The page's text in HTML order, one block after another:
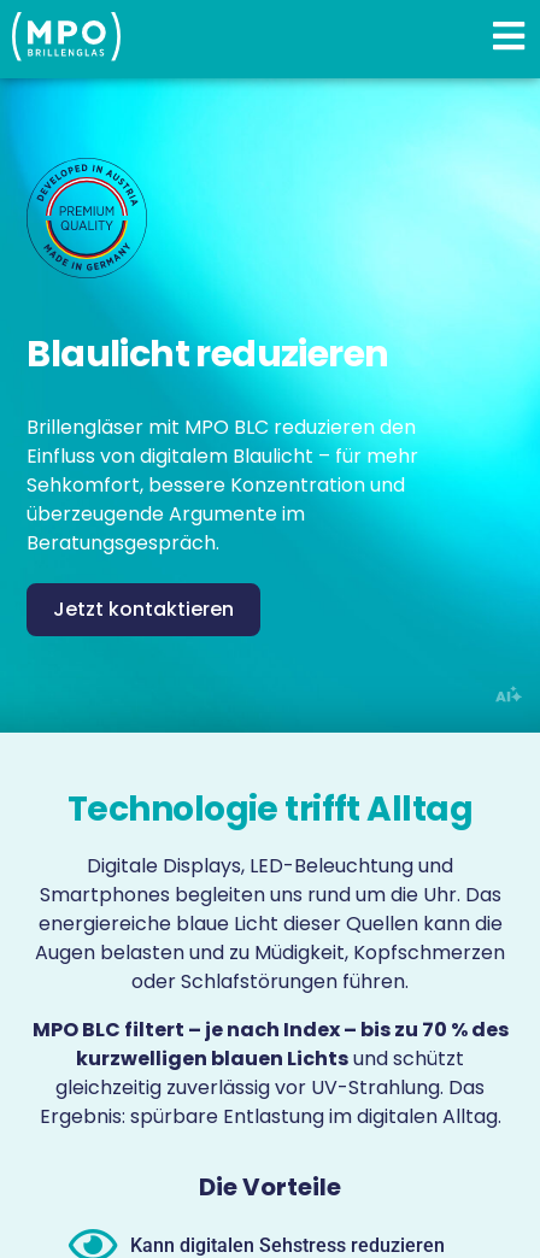
Blaulicht reduzieren
Brillengläser mit MPO BLC reduzieren den
Einfluss von digitalem Blaulicht – für mehr
Sehkomfort, bessere Konzentration und
überzeugende Argumente im
Beratungsgespräch.
Jetzt kontaktieren
Technologie trifft Alltag
Digitale Displays, LED-Beleuchtung und
Smartphones begleiten uns rund um die Uhr. Das
energiereiche blaue Licht dieser Quellen kann die
Augen belasten und zu Müdigkeit, Kopfschmerzen
oder Schlafstörungen führen.
MPO BLC filtert – je nach Index – bis zu 70 % des
kurzwelligen blauen Lichtsund schützt
gleichzeitig zuverlässig vor UV-Strahlung. Das
Ergebnis: spürbare Entlastung im digitalen Alltag.
Die Vorteile
Kann digitalen Sehstress reduzieren